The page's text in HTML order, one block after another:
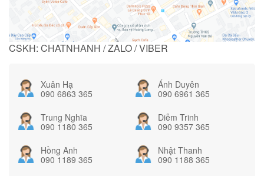
CSKH: CHATNHANH / ZALO / VIBER
Xuân Hạ
090 6863 365
Ánh Duyên
090 6961 365
Trung Nghĩa
090 1180 365
Diễm Trinh
090 9357 365
Hồng Anh
090 1189 365
Nhật Thanh
090 1188 365